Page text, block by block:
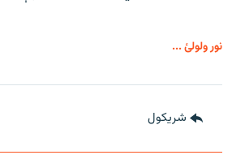
نور ولولئ ...
شريکول